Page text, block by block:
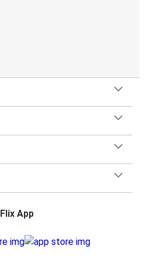
Flix App